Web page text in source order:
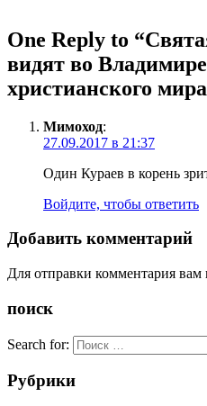
One Reply to
видят во
христианского
Мимоход:
27.09.2017 в 21:37
Один Кураев в корень
Войдите, чтобы ответить
Добавить комментарий
Для отправки комментария вам
поиск
Search for:
Рубрики